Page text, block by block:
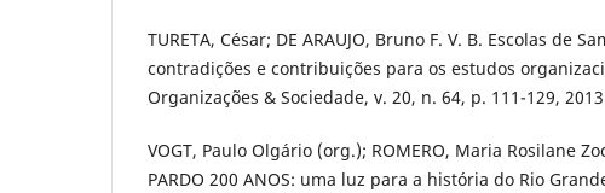
TURETA, César; DE ARAUJO, Bruno F. V. B. Escolas de
contradições e contribuições para os estudos
Organizações & Sociedade, v. 20, n. 64, p. 111-129,
VOGT, Paulo Olgário (org.); ROMERO, Maria Rosilane
PARDO 200 ANOS: uma luz para a história do Rio